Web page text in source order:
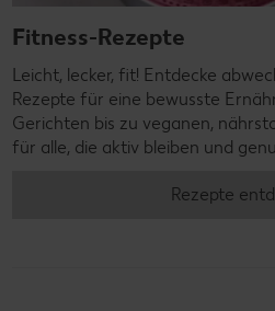
Fitness-Rezepte
Leicht, lecker, fit! Entdecke
Rezepte für eine bewusste
Gerichten bis zu veganen,
für alle, die aktiv bleiben und
Rezepte